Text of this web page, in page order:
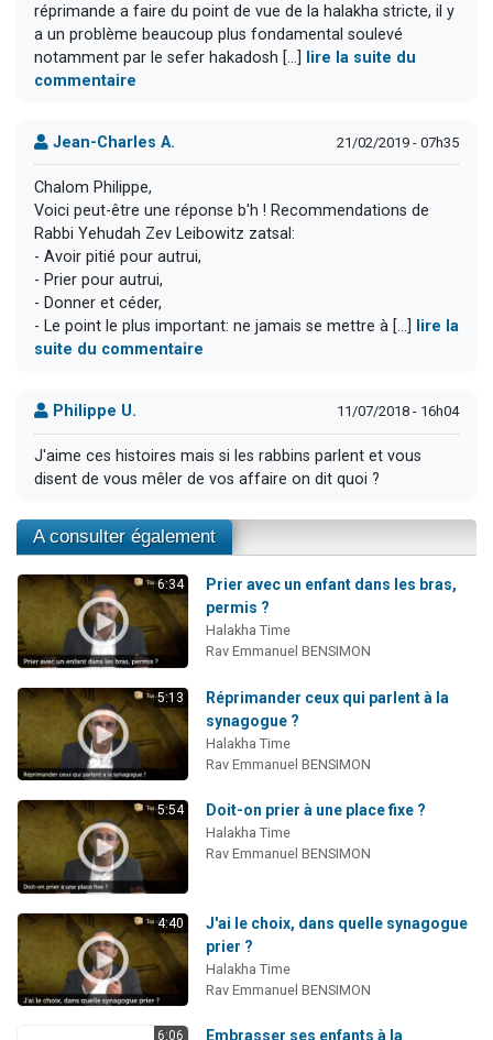
réprimande a faire du point de vue de la halakha stricte, il y
a un problème beaucoup plus fondamental soulevé
notamment par le sefer hakadosh [...]
lire la suite du
commentaire
Jean-Charles A. 21/02/2019 - 07h35
Chalom Philippe,
Voici peut-être une réponse b'h ! Recommendations de
Rabbi Yehudah Zev Leibowitz zatsal:
- Avoir pitié pour autrui,
- Prier pour autrui,
- Donner et céder,
- Le point le plus important: ne jamais se mettre à [...]
lire la
suite du commentaire
Philippe U. 11/07/2018 - 16h04
J'aime ces histoires mais si les rabbins parlent et vous
disent de vous mêler de vos affaire on dit quoi ?
A consulter également
6:34
Prier avec un enfant dans les bras,
permis ?
Halakha Time
Rav Emmanuel BENSIMON
5:13
Réprimander ceux qui parlent à la
synagogue ?
Halakha Time
Rav Emmanuel BENSIMON
5:54 Doit-on prier à une place fixe ?
Halakha Time
Rav Emmanuel BENSIMON
4:40
J'ai le choix, dans quelle synagogue
prier ?
Halakha Time
Rav Emmanuel BENSIMON
6:06 Embrasser ses enfants à la